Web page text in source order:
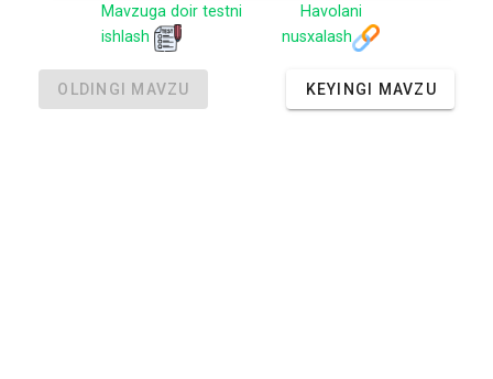
Mavzuga doir testni
ishlash
Havolani
nusxalash
OLDINGI MAVZU KEYINGI MAVZU